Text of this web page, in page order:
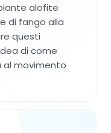
alofite
di fango alla
questi
di come
movimento